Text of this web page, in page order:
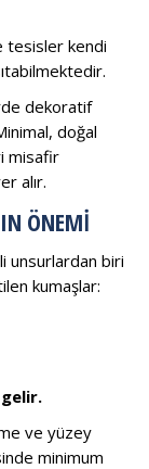
tesisler kendi
dekoratif
doğal
misafir
alır.
ÖNEMI
unsurlardan biri
kumaşlar:
gelir.
ve yüzey
minimum